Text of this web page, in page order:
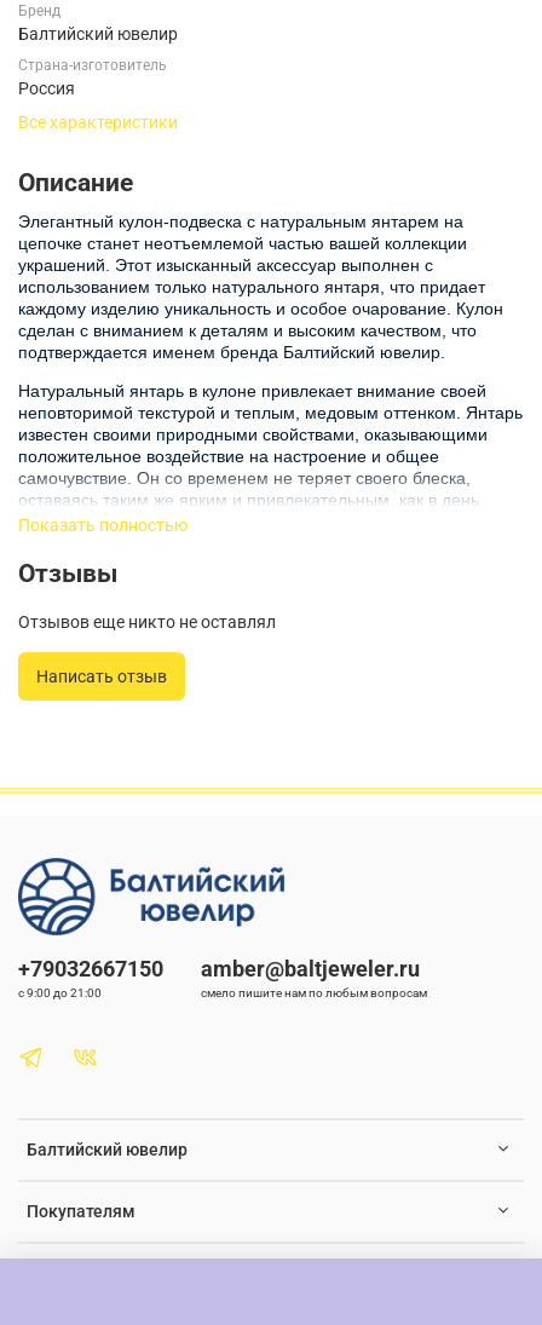
Бренд
Балтийский ювелир
Страна-изготовитель
Россия
Все характеристики
Описание
Элегантный кулон-подвеска с натуральным янтарем на
цепочке станет неотъемлемой частью вашей коллекции
украшений. Этот изысканный аксессуар выполнен с
использованием только натурального янтаря, что придает
каждому изделию уникальность и особое очарование. Кулон
сделан с вниманием к деталям и высоким качеством, что
подтверждается именем бренда Балтийский ювелир.
Натуральный янтарь в кулоне привлекает внимание своей
неповторимой текстурой и теплым, медовым оттенком. Янтарь
известен своими природными свойствами, оказывающими
положительное воздействие на настроение и общее
самочувствие. Он со временем не теряет своего блеска,
оставаясь таким же ярким и привлекательным, как в день
покупки.
Цепочка, идущая в комплекте с кулоном, удобна и прочна,
гарантируя длительное использование. Она идеально
гармоничный образ. Этот аксессуар станет отличным
добавляя женственности и элегантности вашему стилю.
людей, передавая не только эстетическую красоту, но и
Природные подвески из натуральных камней всегда в моде, и
этот кулон-подвеска не исключение. Он идеально подходит
для тех, кто ценит натуральную красоту и хочет подчеркнуть
свою индивидуальность.
Не упустите возможность пополнить свою коллекцию
украшений этим изысканным кулоном-подвеской с
натуральным янтарем на цепочке.
Показать полностью
Отзывы
Отзывов еще никто не оставлял
Написать отзыв
Балтийский ювелир
Покупателям
+79032667150
с 9:00 до 21:00
amber@baltjeweler.ru
смело пишите нам по любым вопросам